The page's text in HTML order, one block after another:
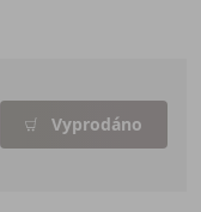
Vyprodáno